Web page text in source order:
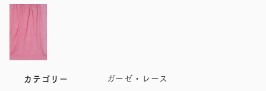
カテゴリー ガーゼ・レース